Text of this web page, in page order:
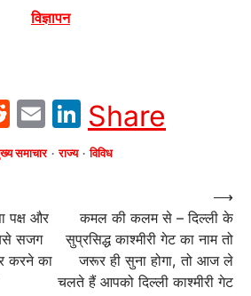
विज्ञापन
Reddit
EmailLinkedIn
Share
समाचार राज्य विविध
पक्ष और
सजग
करने का
कमल की कलम से – दिल्ली के
सुप्रसिद्ध काश्मीरी गेट का नाम तो
जरूर ही सुना होगा, तो आज ले
चलते हैं आपको दिल्ली काश्मीरी गेट
⟶